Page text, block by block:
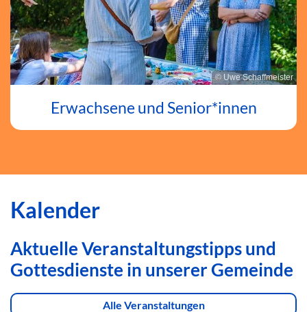
© Uwe Schaffmeister
Erwachsene und Senior*innen
Kalender
Aktuelle Veranstaltungstipps und
Gottesdienste in unserer Gemeinde
Alle Veranstaltungen